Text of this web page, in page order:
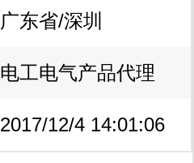
广东省/深圳
电工电气产品代理
加盟
2017/12/4 14:01:06